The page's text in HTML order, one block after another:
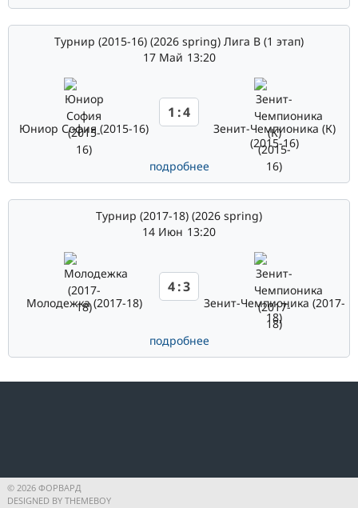
Турнир (2015-16) (2026 spring) Лига В (1 этап)
17 Май 13:20
Юниор София (2015-16)
1 :4
Зенит-Чемпионика (К)
(2015-16)
подробнее
Турнир (2017-18) (2026 spring)
14 Июн 13:20
Молодежка (2017-18)
4:3
Зенит-Чемпионика (2017-
18)
подробнее
© 2026 ФОРВАРД
DESIGNED BY THEMEBOY